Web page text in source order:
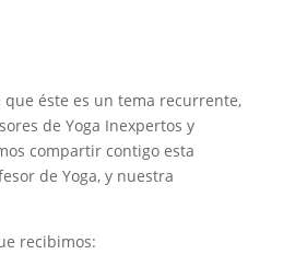
éste es un tema recurrente,
de Yoga Inexpertos y
compartir contigo esta
de Yoga, y nuestra
recibimos: